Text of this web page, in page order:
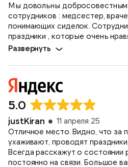
Мы довольны
сотрудников : медсестер,
понимающих сиделок.
праздники , которые очень
Развернуть
5.0
justKiran
11 апреля 25
Отличное место. Видно, что за
ухаживают, проводят
Всегда расскажут о состоянии
постоянно на связи. Большое